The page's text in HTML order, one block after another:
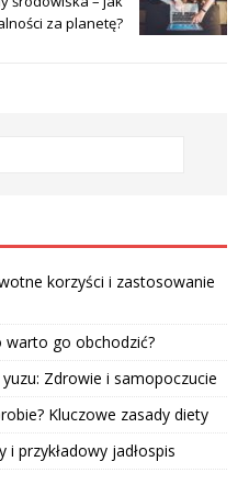
za planetę?
korzyści i zastosowanie
warto go obchodzić?
Zdrowie i samopoczucie
Kluczowe zasady diety
przykładowy jadłospis